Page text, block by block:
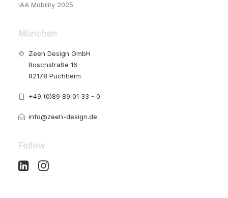
IAA Mobility 2025
München
Zeeh Design GmbH
Boschstraße 16
82178 Puchheim
+49 (0)89 89 01 33 - 0
info@zeeh-design.de
Follow